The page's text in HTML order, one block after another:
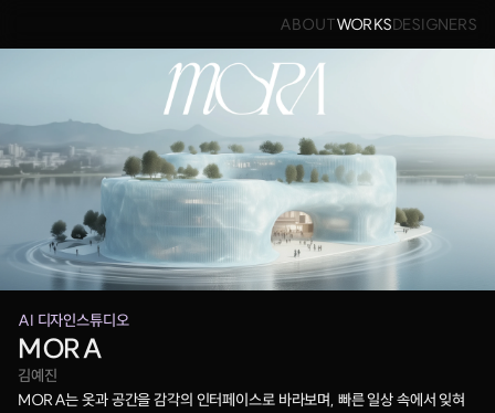
ABOUTWORKSDESIGNERS
AI 디자인스튜디오
MORA
김예진
MORA는 옷과 공간을 감각의 인터페이스로 바라보며, 빠른 일상 속에서 잊혀